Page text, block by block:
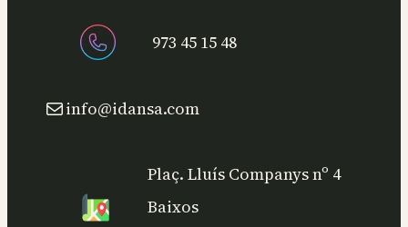
973 45 15 48
Correu electrònic
info@idansa.com
Plaç. Lluís Companys nº 4
Baixos